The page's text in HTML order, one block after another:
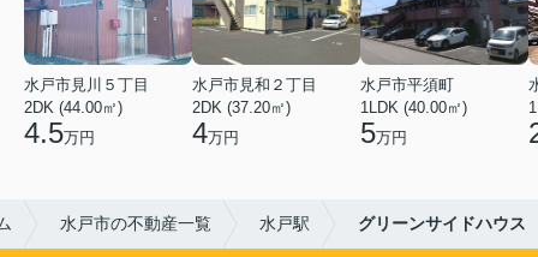
水戸市見川５丁目
2DK (44.00㎡)
4.5万円
水戸市見和２丁目
2DK (37.20㎡)
4万円
水戸市平須町
1LDK (40.00㎡)
5万円
水戸市の不動産一覧 水戸駅 グリーンサイドハウス